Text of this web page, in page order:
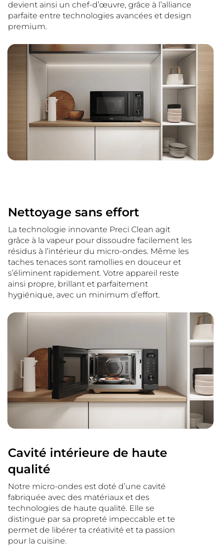
devient ainsi un chef-d’œuvre, grâce à l’alliance
parfaite entre technologies avancées et design
premium.
Nettoyage sans effort
La technologie innovante Preci Clean agit
grâce à la vapeur pour dissoudre facilement les
résidus à l’intérieur du micro-ondes. Même les
taches tenaces sont ramollies en douceur et
s’éliminent rapidement. Votre appareil reste
ainsi propre, brillant et parfaitement
hygiénique, avec un minimum d’effort.
Cavité intérieure de haute
qualité
Notre micro-ondes est doté d’une cavité
fabriquée avec des matériaux et des
technologies de haute qualité. Elle se
distingue par sa propreté impeccable et te
permet de libérer ta créativité et ta passion
pour la cuisine.